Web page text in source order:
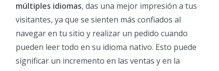
múltiples idiomas, das una mejor impresión a tus
visitantes, ya que se sienten más confiados al
navegar en tu sitio y realizar un pedido cuando
pueden leer todo en su idioma nativo. Esto puede
significar un incremento en las ventas y en la